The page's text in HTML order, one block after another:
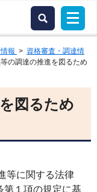
報 > 資格審査・調達情
の調達の推進を図るため
図るため
等に関する法律
第１項の規定に基